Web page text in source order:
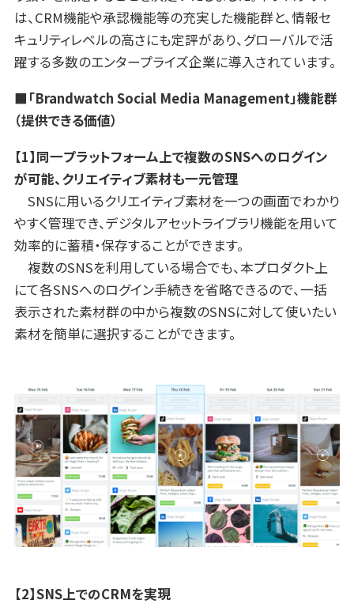
は、CRM機能や承認機能等の充実した機能群と、情報セ
キュリティレベルの高さにも定評があり、グローバルで活
躍する多数のエンタープライズ企業に導入されています。
■「Brandwatch Social Media Management」機能群
（提供できる価値）
【1】同一プラットフォーム上で複数のSNSへのログイン
が可能、クリエイティブ素材も一元管理
SNSに用いるクリエイティブ素材を一つの画面でわかり
やすく管理でき、デジタルアセットライブラリ機能を用いて
効率的に蓄積・保存することができます。
複数のSNSを利用している場合でも、本プロダクト上
にて各SNSへのログイン手続きを省略できるので、一括
表示された素材群の中から複数のSNSに対して使いたい
素材を簡単に選択することができます。
【2】SNS上でのCRMを実現